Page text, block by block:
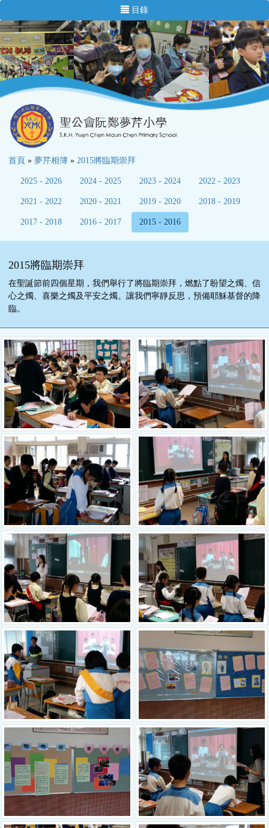
目錄
首頁 » 夢芹相簿 » 2015將臨期崇拜
2025 - 2026 2024 - 2025 2023 - 2024 2022 - 2023
2021 - 2022 2020 - 2021 2019 - 2020 2018 - 2019
2017 - 2018 2016 - 2017 2015 - 2016
2015將臨期崇拜
在聖誕節前四個星期，我們舉行了將臨期崇拜，燃點了盼望之燭、信
心之燭、喜樂之燭及平安之燭。讓我們寧靜反思，預備耶穌基督的降
臨。